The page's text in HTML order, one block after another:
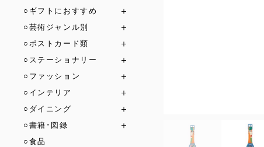
○ギフトにおすすめ
○芸術ジャンル別
○ポストカード類
○ステーショナリー
○ファッション
○インテリア
○ダイニング
○書籍･図録
○食品